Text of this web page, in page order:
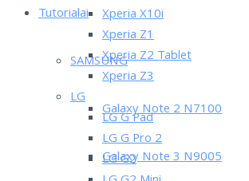
Tutorialai
SAMSUNG
Galaxy Note 2 N7100
Galaxy Note 3 N9005
Xperia X10i
Xperia Z1
Xperia Z2 Tablet
Xperia Z3
LG
LG G Pad
LG G Pro 2
LG G2